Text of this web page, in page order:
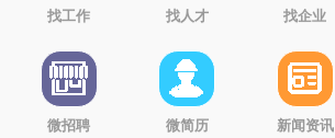
找工作 找人才 找企业
微招聘 微简历 新闻资讯